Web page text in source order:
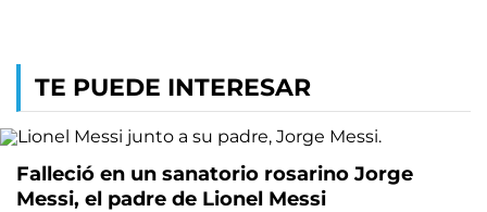
TE PUEDE INTERESAR
Falleció en un sanatorio rosarino Jorge
Messi, el padre de Lionel Messi